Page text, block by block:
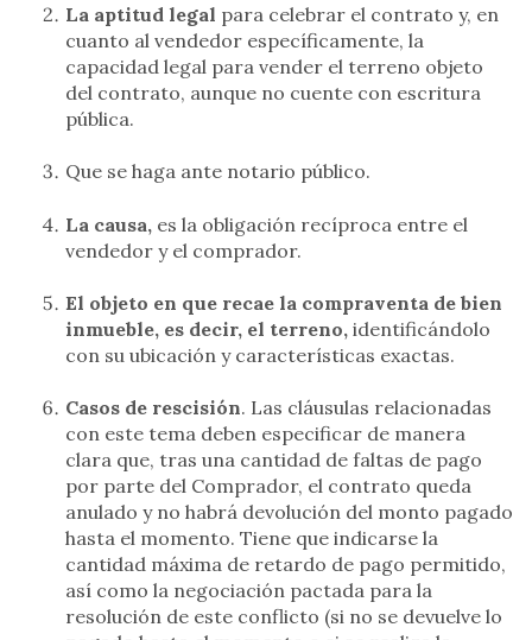
La aptitud legal para celebrar el contrato y, en
cuanto al vendedor específicamente, la
capacidad legal para vender el terreno objeto
del contrato, aunque no cuente con escritura
pública.
Que se haga ante notario público.
La causa, es la obligación recíproca entre el
vendedor y el comprador.
El objeto en que recae la compraventa de bien
inmueble, es decir, el terreno, identificándolo
con su ubicación y características exactas.
Casos de rescisión. Las cláusulas relacionadas
con este tema deben especificar de manera
clara que, tras una cantidad de faltas de pago
por parte del Comprador, el contrato queda
anulado y no habrá devolución del monto pagado
hasta el momento. Tiene que indicarse la
cantidad máxima de retardo de pago permitido,
así como la negociación pactada para la
resolución de este conflicto (si no se devuelve lo